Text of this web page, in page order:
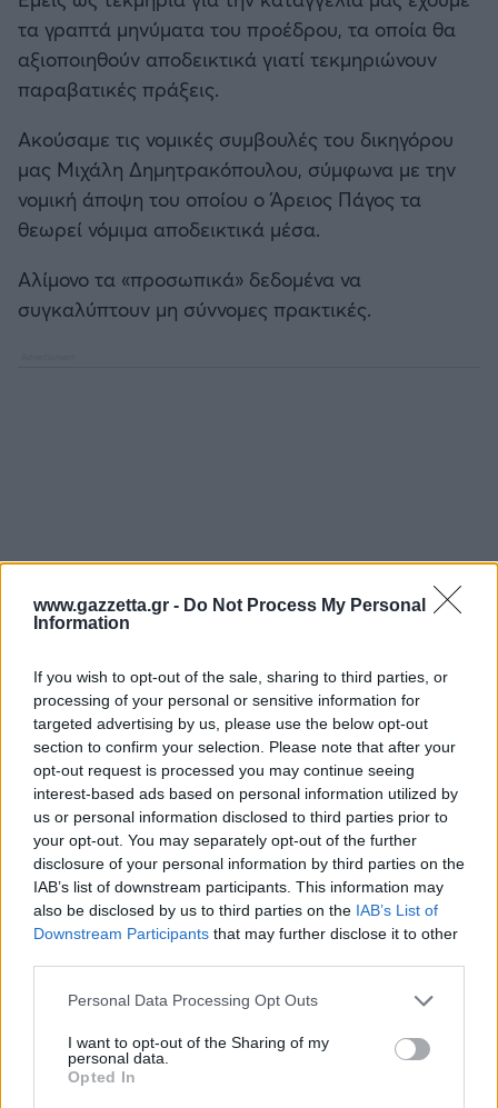
www.gazzetta.gr - Do Not Process My Personal
Information
If you wish to opt-out of the sale, sharing to third parties, or
processing of your personal or sensitive information for
targeted advertising by us, please use the below opt-out
section to confirm your selection. Please note that after your
opt-out request is processed you may continue seeing
interest-based ads based on personal information utilized by
us or personal information disclosed to third parties prior to
your opt-out. You may separately opt-out of the further
disclosure of your personal information by third parties on the
IAB’s list of downstream participants. This information may
also be disclosed by us to third parties on the IAB’s List of
Downstream Participants that may further disclose it to other
Please note that this website/app uses one or more Google
not limited to your visit or usage behaviour. You may click to
grant or deny consent to Google and its third-party tags to
use your data for below specified purposes in below Google
Personal Data Processing Opt Outs
I want to opt-out of the Sharing of my
personal data.
Opted In
τα γραπτά μηνύματα του προέδρου, τα οποία θα
αξιοποιηθούν αποδεικτικά γιατί τεκμηριώνουν
παραβατικές πράξεις.
Ακούσαμε τις νομικές συμβουλές του δικηγόρου
μας Μιχάλη Δημητρακόπουλου, σύμφωνα με την
νομική άποψη του οποίου ο Άρειος Πάγος τα
θεωρεί νόμιμα αποδεικτικά μέσα.
Αλίμονο τα «προσωπικά» δεδομένα να
συγκαλύπτουν μη σύννομες πρακτικές.
Ο Ευάγγελος Λιόλιος αντί να γνωστοποιήσει μόνος
του τα επίμαχα μηνύματα, προσπαθεί να τα